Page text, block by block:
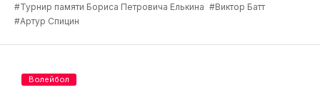
#Турнир памяти Бориса Петровича Елькина #Виктор Батт
#Артур Спицин
Волейбол